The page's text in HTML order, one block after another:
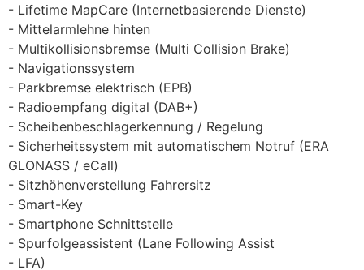
Lifetime MapCare (Internetbasierende Dienste)
Mittelarmlehne hinten
Multikollisionsbremse (Multi Collision Brake)
Navigationssystem
Parkbremse elektrisch (EPB)
Radioempfang digital (DAB+)
Scheibenbeschlagerkennung / Regelung
Sicherheitssystem mit automatischem Notruf (ERA
GLONASS / eCall)
Sitzhöhenverstellung Fahrersitz
Smart-Key
Smartphone Schnittstelle
Spurfolgeassistent (Lane Following Assist
LFA)